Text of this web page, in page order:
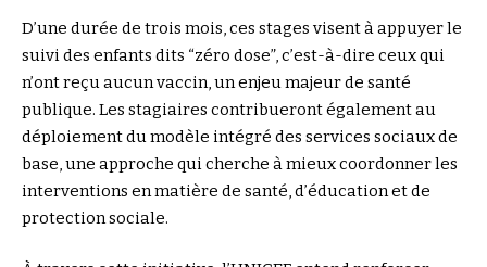
D’une durée de trois mois, ces stages visent à appuyer le
suivi des enfants dits “zéro dose”, c’est-à-dire ceux qui
n’ont reçu aucun vaccin, un enjeu majeur de santé
publique. Les stagiaires contribueront également au
déploiement du modèle intégré des services sociaux de
base, une approche qui cherche à mieux coordonner les
interventions en matière de santé, d’éducation et de
protection sociale.